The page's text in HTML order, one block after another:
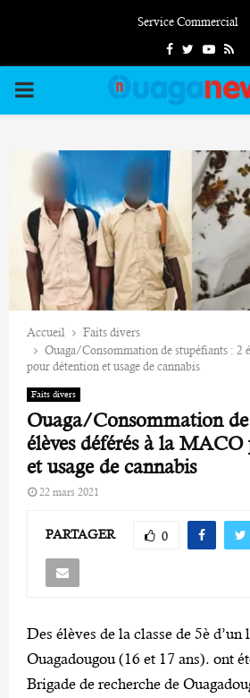
Service Commercial
FacebookTwitterRss
PRIMARY
Accueil
Faits divers
Ouaga/Consommation de stupéfiants : 2
pour détention et usage de cannabis
Faits divers
Ouaga/Consommation
élèves déférés à la
et usage de cannabis
22 mars 2021
PARTAGER 0
Des élèves de la classe de 5è d’un
Ouagadougou (16 et 17 ans). ont
Brigade de recherche de